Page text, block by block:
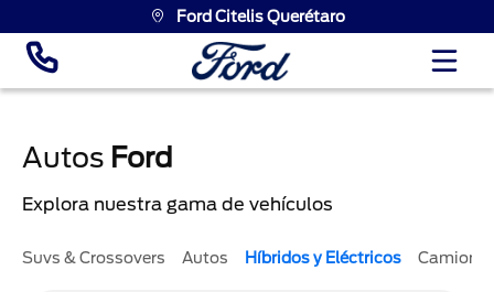
Ford Citelis Querétaro
Autos Ford
Explora nuestra gama de vehículos
Suvs & Crossovers Autos Híbridos y Eléctricos